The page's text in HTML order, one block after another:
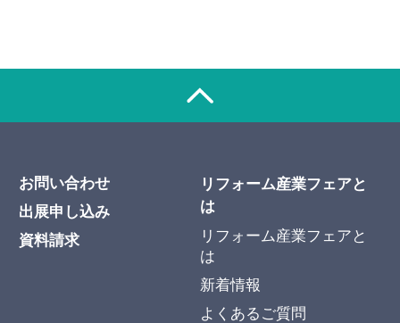
お問い合わせ
出展申し込み
資料請求
リフォーム産業フェアと
は
リフォーム産業フェアと
は
新着情報
よくあるご質問